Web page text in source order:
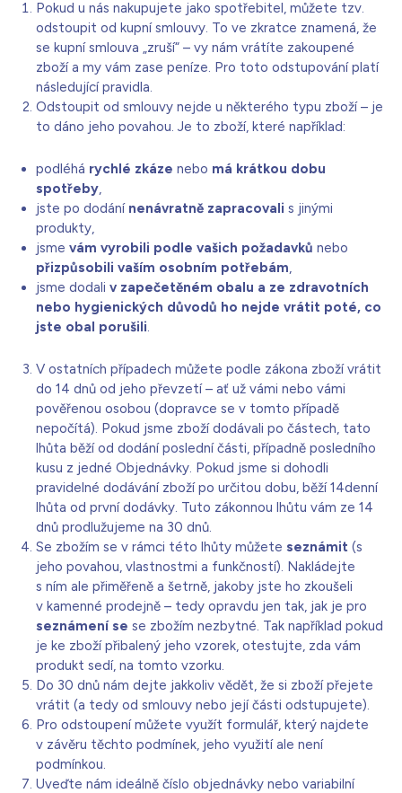
Pokud u nás nakupujete jako spotřebitel, můžete tzv.
odstoupit od kupní smlouvy. To ve zkratce znamená, že
se kupní smlouva „zruší“ – vy nám vrátíte zakoupené
zboží a my vám zase peníze. Pro toto odstupování platí
následující pravidla.
Odstoupit od smlouvy nejde u některého typu zboží – je
to dáno jeho povahou. Je to zboží, které například:
podléhá rychlé zkáze nebo má krátkou dobu
spotřeby,
jste po dodání nenávratně zapracovali s jinými
produkty,
jsme vám vyrobili podle vašich požadavků nebo
přizpůsobili vaším osobním potřebám,
jsme dodali v zapečetěném obalu a ze zdravotních
nebo hygienických důvodů ho nejde vrátit poté, co
jste obal porušili.
V ostatních případech můžete podle zákona zboží vrátit
do 14 dnů od jeho převzetí – ať už vámi nebo vámi
pověřenou osobou (dopravce se v tomto případě
nepočítá). Pokud jsme zboží dodávali po částech, tato
lhůta běží od dodání poslední části, případně posledního
kusu z jedné Objednávky. Pokud jsme si dohodli
pravidelné dodávání zboží po určitou dobu, běží 14denní
lhůta od první dodávky. Tuto zákonnou lhůtu vám ze 14
dnů prodlužujeme na 30 dnů.
Se zbožím se v rámci této lhůty můžete seznámit (s
jeho povahou, vlastnostmi a funkčností). Nakládejte
s ním ale přiměřeně a šetrně, jakoby jste ho zkoušeli
v kamenné prodejně – tedy opravdu jen tak, jak je pro
seznámení se se zbožím nezbytné. Tak například pokud
je ke zboží přibalený jeho vzorek, otestujte, zda vám
produkt sedí, na tomto vzorku.
Do 30 dnů nám dejte jakkoliv vědět, že si zboží přejete
vrátit (a tedy od smlouvy nebo její části odstupujete).
Pro odstoupení můžete využít formulář, který najdete
v závěru těchto podmínek, jeho využití ale není
podmínkou.
Uveďte nám ideálně číslo objednávky nebo variabilní